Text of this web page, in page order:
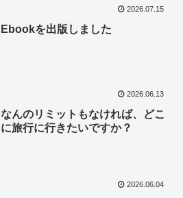
2026.07.15
Ebookを出版しました
2026.06.13
なんのリミットもなければ、どこ
に旅行に行きたいですか？
2026.06.04